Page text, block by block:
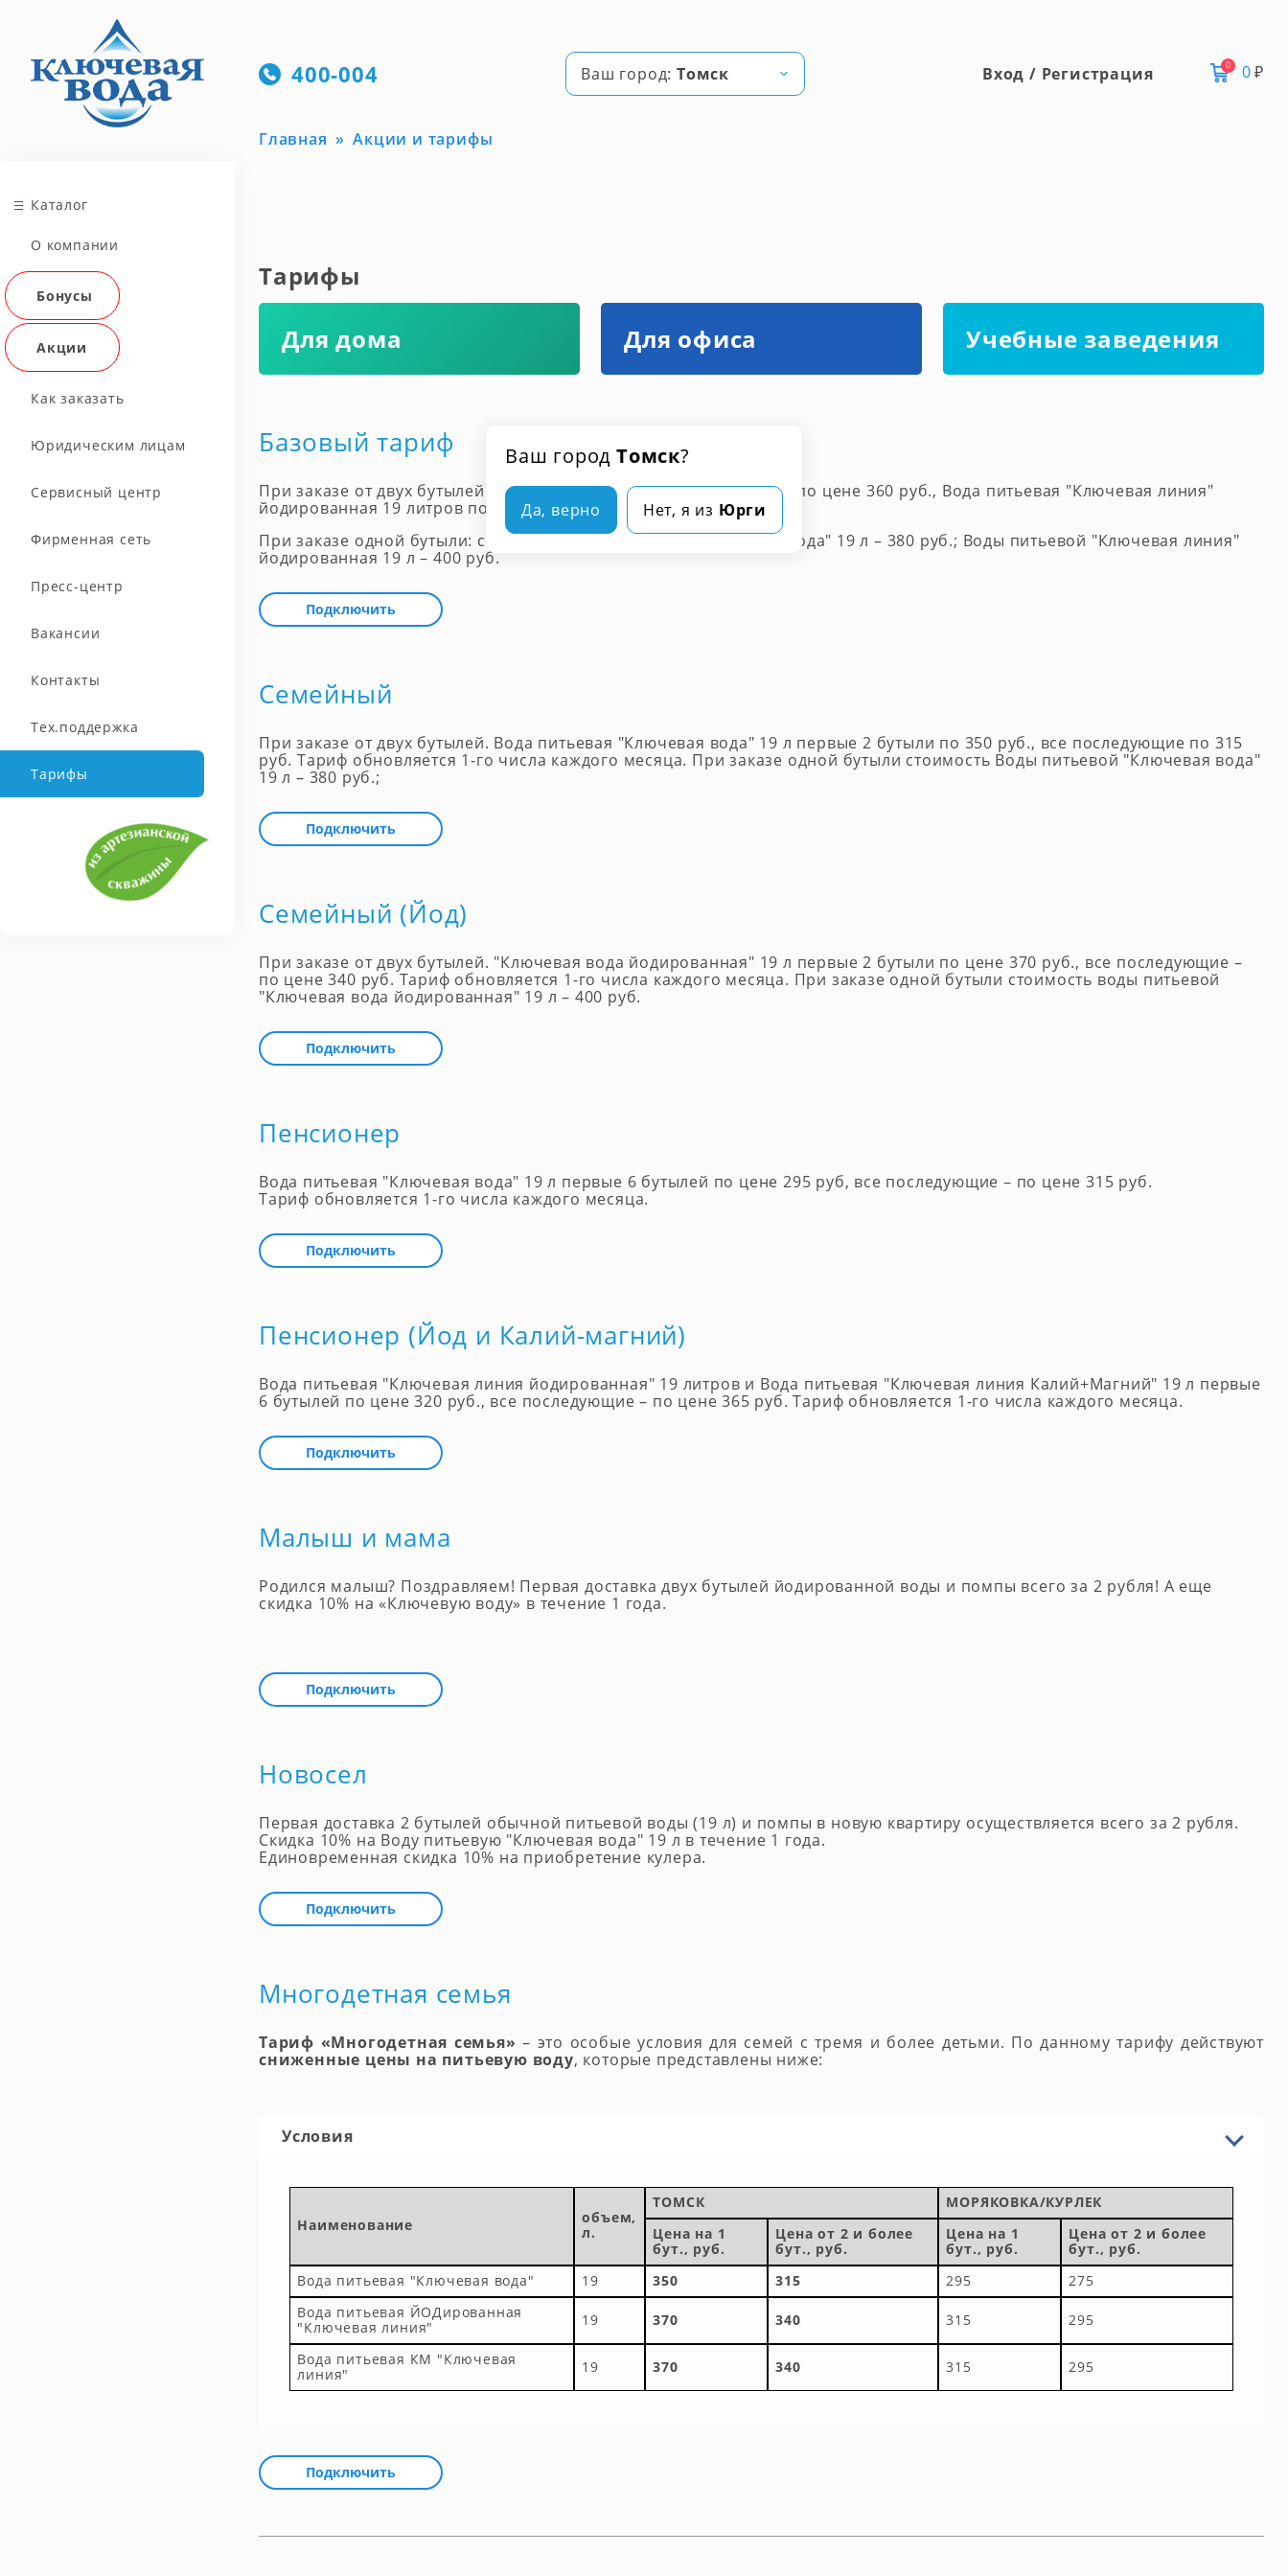
Ваш город Томск?
Да, верно Нет, я из Юрги
Каталог
О компании
Бонусы
Акции
Как заказать
Юридическим лицам
Сервисный центр
Фирменная сеть
Пресс-центр
Вакансии
Контакты
Тех.поддержка
Тарифы
400-004 Ваш город:Томск Вход / Регистрация 0 0₽
Главная Акции и тарифы
Тарифы
Для дома
Для офиса Учебные заведения
Базовый тариф
При заказе от двух бутылей: Вода питьевая "Ключевая вода" 19 л по цене 360 руб., Вода питьевая "Ключевая линия"
йодированная 19 литров по цене 380 руб.
При заказе одной бутыли: стоимость Воды питьевой "Ключевая вода" 19 л – 380 руб.; Воды питьевой "Ключевая линия"
йодированная 19 л – 400 руб.
Подключить
Семейный
При заказе от двух бутылей. Вода питьевая "Ключевая вода" 19 л первые 2 бутыли по 350 руб., все последующие по 315
руб. Тариф обновляется 1-го числа каждого месяца. При заказе одной бутыли стоимость Воды питьевой "Ключевая вода"
19 л – 380 руб.;
Подключить
Семейный (Йод)
При заказе от двух бутылей. "Ключевая вода йодированная" 19 л первые 2 бутыли по цене 370 руб., все последующие –
по цене 340 руб. Тариф обновляется 1-го числа каждого месяца. При заказе одной бутыли стоимость воды питьевой
"Ключевая вода йодированная" 19 л – 400 руб.
Подключить
Пенсионер
Вода питьевая "Ключевая вода" 19 л первые 6 бутылей по цене 295 руб, все последующие – по цене 315 руб.
Тариф обновляется 1-го числа каждого месяца.
Подключить
Пенсионер (Йод и Калий-магний)
Вода питьевая "Ключевая линия йодированная" 19 литров и Вода питьевая "Ключевая линия Калий+Магний" 19 л первые
6 бутылей по цене 320 руб., все последующие – по цене 365 руб. Тариф обновляется 1-го числа каждого месяца.
Подключить
Малыш и мама
Родился малыш? Поздравляем! Первая доставка двух бутылей йодированной воды и помпы всего за 2 рубля! А еще
скидка 10% на «Ключевую воду» в течение 1 года.
Подключить
Новосел
Первая доставка 2 бутылей обычной питьевой воды (19 л) и помпы в новую квартиру осуществляется всего за 2 рубля.
Скидка 10% на Воду питьевую "Ключевая вода" 19 л в течение 1 года.
Единовременная скидка 10% на приобретение кулера.
Подключить
Многодетная семья
Тариф «Многодетная семья» – это особые условия для семей с тремя и более детьми. По данному тарифу действуют
сниженные цены на питьевую воду, которые представлены ниже:
Условия
Наименование
объем,
л.
ТОМСК
МОРЯКОВКА/КУРЛЕК
Цена на 1
бут., руб.
Цена от 2 и более
бут., руб.
Цена на 1
бут., руб.
Цена от 2 и более
бут., руб.
Вода питьевая "Ключевая вода"
19 350 315 295
275
Вода питьевая ЙОДированная
"Ключевая линия"
19 370 340 315 295
Вода питьевая КМ "Ключевая
линия"
19 370 340 315 295
Подключить